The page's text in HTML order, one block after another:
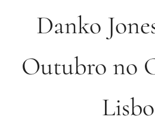
Danko
Outubro no